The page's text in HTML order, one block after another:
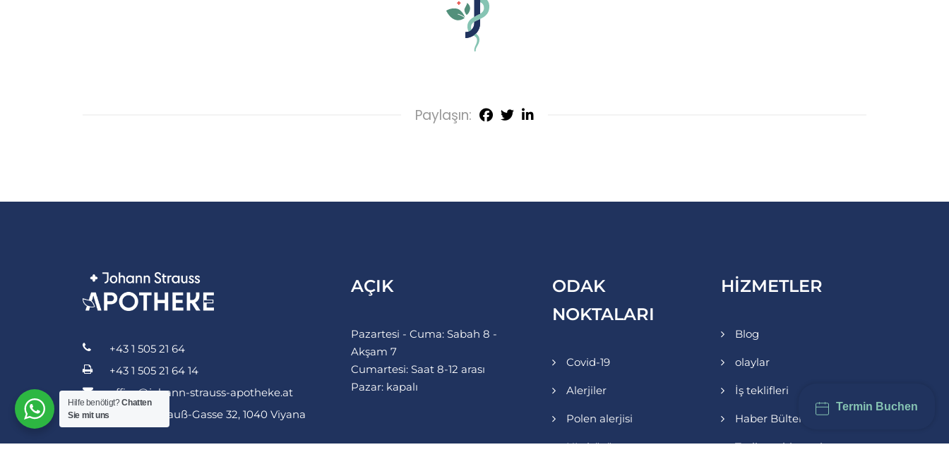
Paylaşın:
+43 1 505 21 64
+43 1 505 21 64 14
office@johann-strauss-apotheke.at
Johann-Strauß-Gasse 32, 1040 Viyana
AÇIK
Pazartesi - Cuma: Sabah 8 -
Akşam 7
Cumartesi: Saat 8-12 arası
Pazar: kapalı
ODAK
NOKTALARI
Covid-19
Alerjiler
Polen alerjisi
HI virüsü
HIZMETLER
Blog
olaylar
İş teklifleri
Haber Bülteni
Teslimat hizmeti
Hilfe benötigt?Chatten
Sie mit uns
Termin Buchen